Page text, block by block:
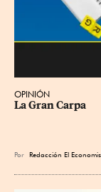
OPINIÓN
La Gran Carpa
Por Redacción El